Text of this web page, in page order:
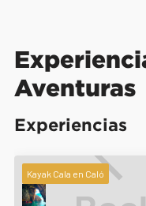
Aventuras
Experiencias
Kayak Cala en Caló